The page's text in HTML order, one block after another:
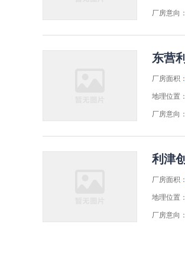
厂房意向：
东营
厂房面积：
地理位置
厂房意向：
利津
厂房面积：
地理位置
厂房意向：